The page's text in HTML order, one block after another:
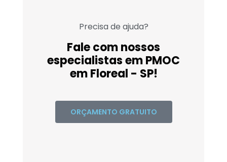
Precisa de ajuda?
Fale com nossos
especialistas em PMOC
em Floreal - SP!
ORÇAMENTO GRATUITO